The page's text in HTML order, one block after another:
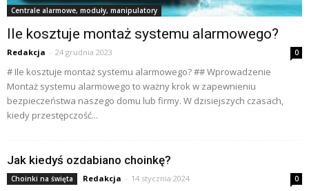
Centrale alarmowe, moduły, manipulatory
Ile kosztuje montaż systemu alarmowego?
Redakcja - 24 grudnia 2023 0
# Ile kosztuje montaż systemu alarmowego? ## Wprowadzenie
Montaż systemu alarmowego to ważny krok w zapewnieniu
bezpieczeństwa naszego domu lub firmy. W dzisiejszych czasach,
kiedy przestępczość...
Jak kiedyś ozdabiano choinkę?
Choinki na święta Redakcja - 14 stycznia 2024 0